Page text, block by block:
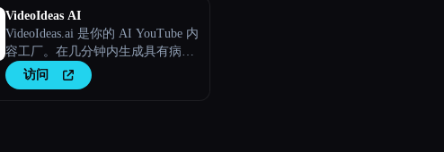
VideoIdeas AI
VideoIdeas.ai 是你的 AI YouTube 内
容工厂。在几分钟内生成具有病毒
价值的脚本、新鲜的视频创意和引
人入胜的内容。
访问